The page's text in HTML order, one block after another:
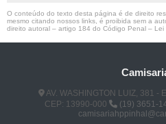
O conteúdo do texto desta página é de direito
mesmo citando nossos links, é proibida sem a
direito autoral – artigo 184 do Código Penal – Lei
AV. WASHINGTON LUIZ, 381 -
CEP: 13990-000
(19) 3651-